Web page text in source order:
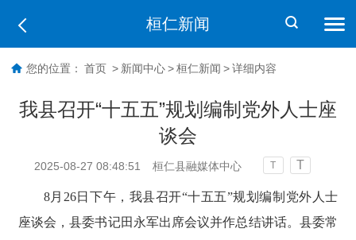
桓仁新闻
您的位置： 首页 > 新闻中心 > 桓仁新闻 > 详细内容
我县召开“十五五”规划编制党外人士座
谈会
2025-08-27 08:48:51 桓仁县融媒体中心 T T
8月26日下午，我县召开“十五五”规划编制党外人士
座谈会，县委书记田永军出席会议并作总结讲话。县委常